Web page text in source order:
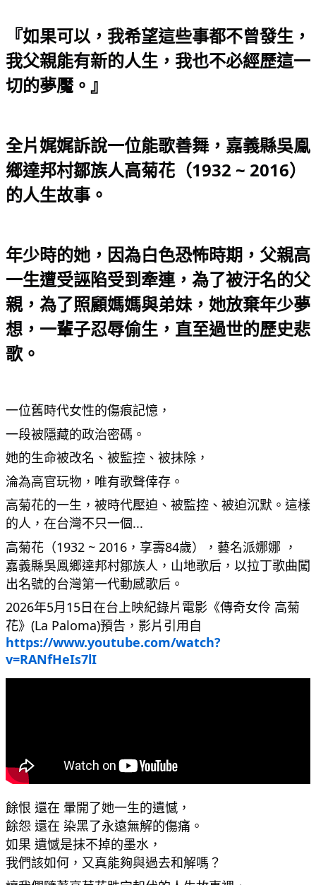
『如果可以，我希望這些事都不曾發生，
我父親能有新的人生，我也不必經歷這一
切的夢魘。』
全片娓娓訴說一位能歌善舞，嘉義縣吳鳯
鄉達邦村鄒族人高菊花（1932 ~ 2016）
的人生故事。
年少時的她，因為白色恐怖時期，父親高
一生遭受誣陷受到牽連，為了被汙名的父
親，為了照顧媽媽與弟妹，她放棄年少夢
想，一輩子忍辱偷生，直至過世的歷史悲
歌。
一位舊時代女性的傷痕記憶，
一段被隱藏的政治密碼。
她的生命被改名、被監控、被抹除，
淪為高官玩物，唯有歌聲倖存。
高菊花的一生，被時代壓迫、被監控、被迫沉默。這樣
的人，在台灣不只一個...
高菊花（1932 ~ 2016，享壽84歲），藝名派娜娜 ，
嘉義縣吳鳯鄉達邦村鄒族人，山地歌后，以拉丁歌曲闖
出名號的台灣第一代動感歌后。
2026年5月15日在台上映紀錄片電影《傳奇女伶 高菊
https://www.youtube.com/watch?
v=RANfHeIs7lI
餘恨 還在 暈開了她一生的遺憾，
餘怨 還在 染黑了永遠無解的傷痛。
如果 遺憾是抹不掉的墨水，
我們該如何，又真能夠與過去和解嗎？